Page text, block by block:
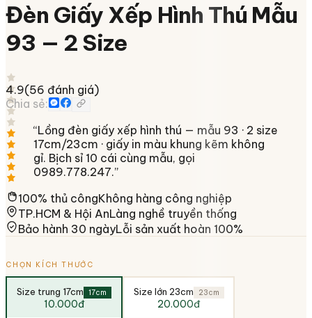
Đèn Giấy Xếp Hình Thú Mẫu
93 — 2 Size
4.9(56 đánh giá)
Chia sẻ:
“Lồng đèn giấy xếp hình thú — mẫu 93 · 2 size
17cm/23cm · giấy in màu khung kẽm không
gỉ. Bịch sỉ 10 cái cùng mẫu, gọi
0989.778.247.”
100% thủ côngKhông hàng công nghiệp
TP.HCM & Hội AnLàng nghề truyền thống
Bảo hành 30 ngàyLỗi sản xuất hoàn 100%
CHỌN KÍCH THƯỚC
Size trung 17cm 17cm
10.000đ
Size lớn 23cm 23cm
20.000đ